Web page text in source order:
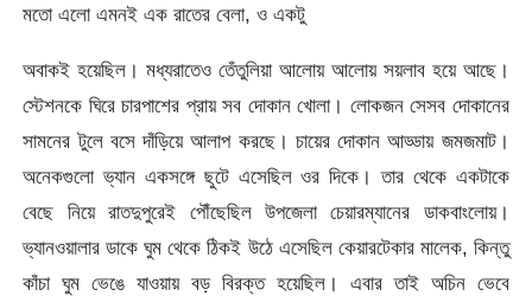
মতো এলো এমনই এক রাতের বেলা, ও একটু
অবাকই হয়েছিল। মধ্যরাতেও তেঁতুলিয়া আলোয় আলোয় সয়লাব হয়ে আছে।
স্টেশনকে ঘিরে চারপাশের প্রায় সব দোকান খোলা। লোকজন সেসব দোকানের
সামনের টুলে বসে দাঁড়িয়ে আলাপ করছে। চায়ের দোকান আড্ডায় জমজমাট।
অনেকগুলো ভ্যান একসঙ্গে ছুটে এসেছিল ওর দিকে। তার থেকে একটাকে
বেছে নিয়ে রাতদুপুরেই পৌঁছেছিল উপজেলা চেয়ারম্যানের ডাকবাংলোয়।
ভ্যানওয়ালার ডাকে ঘুম থেকে ঠিকই উঠে এসেছিল কেয়ারটেকার মালেক, কিন্তু
কাঁচা ঘুম ভেঙে যাওয়ায় বড় বিরক্ত হয়েছিল। এবার তাই অচিন ভেবে